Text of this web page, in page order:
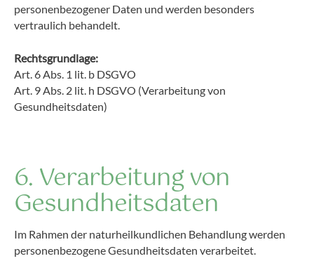
personenbezogener Daten und werden besonders
vertraulich behandelt.
Rechtsgrundlage:
Art. 6 Abs. 1 lit. b DSGVO
Art. 9 Abs. 2 lit. h DSGVO (Verarbeitung von
Gesundheitsdaten)
6. Verarbeitung von
Gesundheitsdaten
Im Rahmen der naturheilkundlichen Behandlung werden
personenbezogene Gesundheitsdaten verarbeitet.